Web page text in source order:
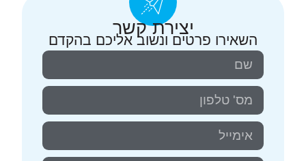
יצירת קשר
השאירו פרטים ונשוב אליכם בהקדם